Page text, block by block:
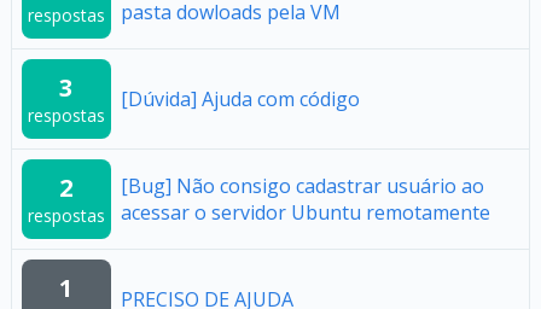
respostas
pasta dowloads pela VM
3
respostas
[Dúvida] Ajuda com código
2
respostas
[Bug] Não consigo cadastrar usuário ao
acessar o servidor Ubuntu remotamente
1 PRECISO DE AJUDA